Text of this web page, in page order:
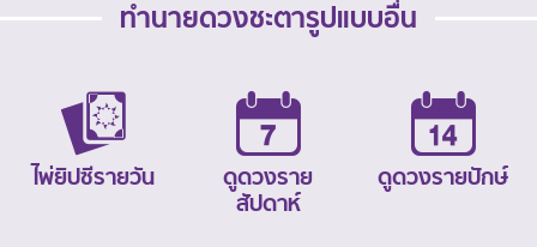
ทำนายดวงชะตารูปแบบอื่น
ไพ่ยิปซีรายวัน
ดูดวงราย
สัปดาห์
ดูดวงรายปักษ์